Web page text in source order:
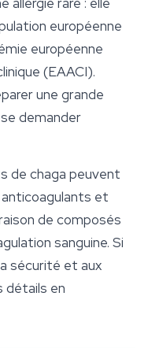
européenne
européenne
(EAACI).
une grande
demander
de chaga peuvent
et
de composés
sanguine. Si
sécurité et aux
détails en